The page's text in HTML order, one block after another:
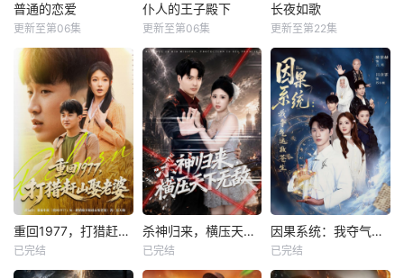
普通的恋爱
更新至第06集
仆人的王子殿下
更新至第06集
长夜如歌
更新至第22集
重回1977，打猎赶山娶老婆
已完结
杀神归来，横压天下无敌
已完结
因果系统：我夺气运救苍生
已完结